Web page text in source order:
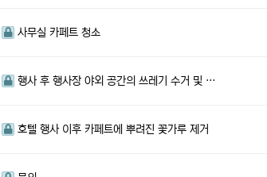
사무실 카페트 청소
행사 후 행사장 야외 공간의 쓰레기 수거 및 …
호텔 행사 이후 카페트에 뿌려진 꽃가루 제거